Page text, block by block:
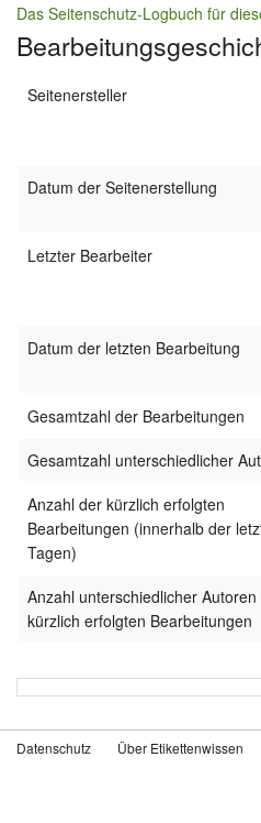
Das Seitenschutz-Logbuch für
Seitenersteller
Datum der Seitenerstellung
Letzter Bearbeiter
Datum der letzten Bearbeitung
Gesamtzahl der Bearbeitungen
Gesamtzahl unterschiedlicher
Anzahl der kürzlich erfolgten
Bearbeitungen (innerhalb der
Tagen)
Anzahl unterschiedlicher
kürzlich erfolgten Bearbeitungen
Datenschutz Über Etikettenwissen